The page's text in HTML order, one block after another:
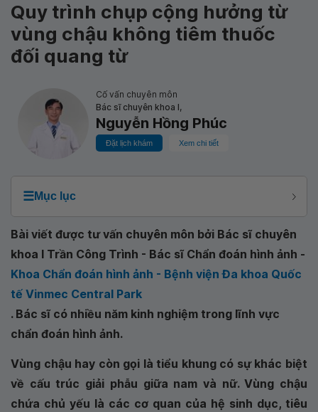
Quy trình chụp cộng hưởng từ
vùng chậu không tiêm thuốc
đối quang từ
Cố vấn chuyên môn
Bác sĩ chuyên khoa I,
Nguyễn Hồng Phúc
Đặt lịch khám Xem chi tiết
☰Mục lục
Bài viết được tư vấn chuyên môn bởi Bác sĩ chuyên
khoa I Trần Công Trình - Bác sĩ Chẩn đoán hình ảnh -
Khoa Chẩn đoán hình ảnh - Bệnh viện Đa khoa Quốc
tế Vinmec Central Park
. Bác sĩ có nhiều năm kinh nghiệm trong lĩnh vực
chẩn đoán hình ảnh.
Vùng chậu hay còn gọi là tiểu khung có sự khác biệt
về cấu trúc giải phẫu giữa nam và nữ. Vùng chậu
chứa chủ yếu là các cơ quan của hệ sinh dục, tiêu